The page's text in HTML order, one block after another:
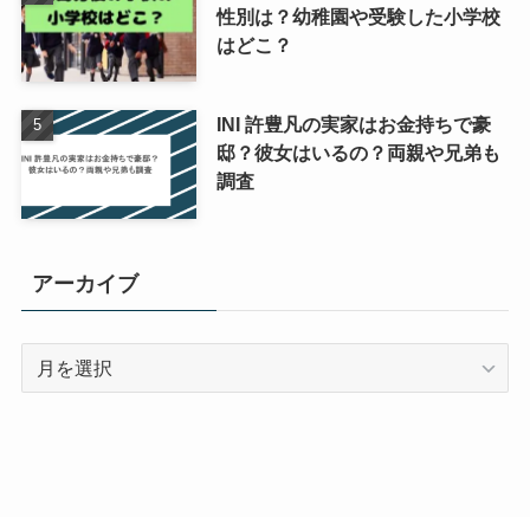
性別は？幼稚園や受験した小学校
はどこ？
INI 許豊凡の実家はお金持ちで豪
邸？彼女はいるの？両親や兄弟も
調査
アーカイブ